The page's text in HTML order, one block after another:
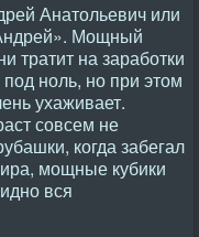
Анатольевич или
Мощный
тратит на заработки
ноль, но при этом
ухаживает.
совсем не
когда забегал
мощные кубики
вся